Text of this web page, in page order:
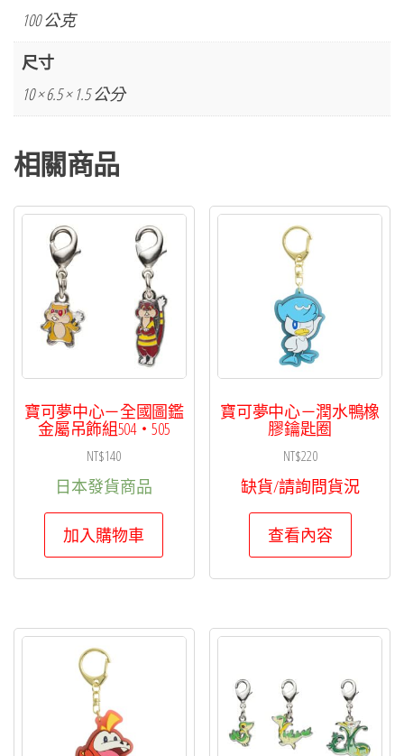
東
京
列
瑪
力
露
發
壓
克
吊
飾
數
100 公克
尺寸
10 × 6.5 × 1.5 公分
相關商品
寶可夢中心－全國圖鑑
金屬吊飾組504・505
NT$140
日本發貨商品
加入購物車
寶可夢中心－潤水鴨橡
膠鑰匙圈
NT$220
缺貨/請詢問貨況
查看內容